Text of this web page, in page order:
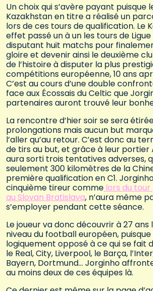
Un choix qui s’avère payant puisque
Kazakhstan en titre a réalisé un
lors de ces tours de qualification. Le
effet passé un à un les tours de
disputant huit matchs pour
gloire et devenir ainsi le deuxième
de l’histoire à disputer la plus
compétitions européenne, 10 ans
C’est au cours d’une double
face aux Écossais du Celtic que
partenaires auront trouvé leur
La rencontre d’hier soir se sera
prolongations mais aucun but
l’aller qu’au retour. C’est donc au
de tirs au but, et grâce à leur portier
aura sorti trois tentatives adverses,
seulement 300 kilomètres de la
première qualification en C1.
cinquième tireur comme lors du
au Slovan Bratislava, n’aura même
s’employer pendant cette séance.
Le joueur va donc découvrir à 27 ans
niveau du football européen,
logiquement opposé à ce qui se fait
le Real, City, Liverpool, le Barça,
Bayern, Dortmund… Jorginho
au moins deux de ces équipes là.